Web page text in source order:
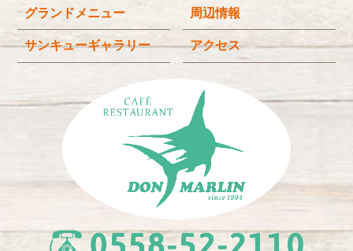
2025年8月(4)
(4)
2025年6月(3)
2025年4月
(2)
2025年3月
(2)
2025年2月
(6)
2024年12月
(1)
2024年11月
2024年10月(1)
グランドメニュー 周辺情報
サンキューギャラリー アクセス